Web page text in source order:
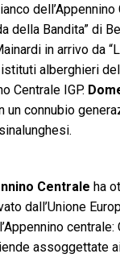
della Bandita” di
in arrivo da
alberghieri
Centrale IGP.
un connubio
Centrale ha
dall’Unione